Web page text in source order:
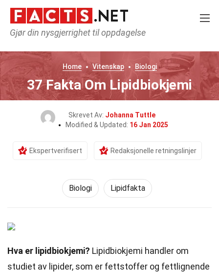
Gjør din nysgjerrighet til oppdagelse
Home Vitenskap Biologi
37 Fakta Om Lipidbiokjemi
Skrevet Av: Johanna Tuttle
Modified & Updated: 16 Jan 2025
Ekspertverifisert Redaksjonelle retningslinjer
Biologi Lipidfakta
Hva er lipidbiokjemi? Lipidbiokjemi handler om
studiet av lipider, som er fettstoffer og fettlignende